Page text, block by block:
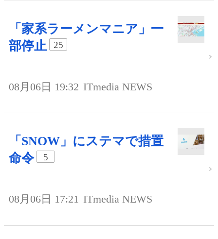
「家系ラーメンマニア」一
部停止
25
08月06日 19:32 ITmedia NEWS
「SNOW」にステマで措置
命令
5
08月06日 17:21 ITmedia NEWS